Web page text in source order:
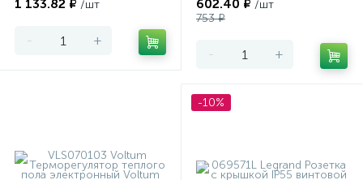
1 133.82 ₽ /шт
- +
602.40 ₽ /шт
753 ₽
- +
-10%